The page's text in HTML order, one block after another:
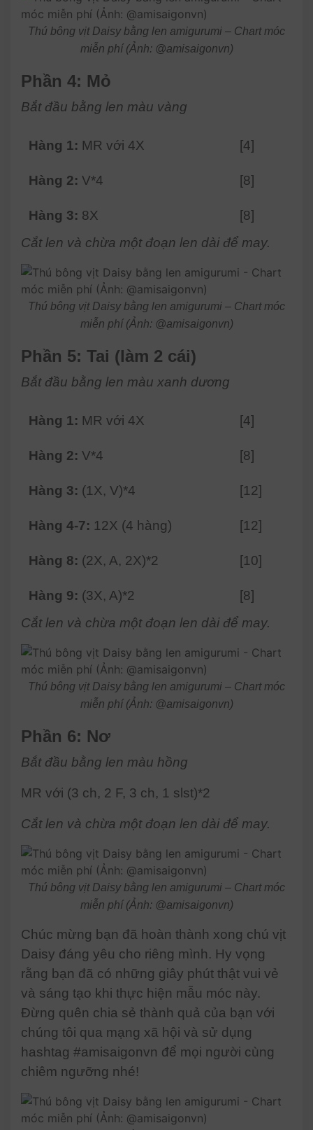
Thú bông vịt Daisy bằng len amigurumi – Chart móc
miễn phí (Ảnh: @amisaigonvn)
Phần 4: Mỏ
Bắt đầu bằng len màu vàng
Hàng 1: MR với 4X [4]
Hàng 2: V*4 [8]
Hàng 3: 8X
[8]
Cắt len và chừa một đoạn len dài để may.
Thú bông vịt Daisy bằng len amigurumi – Chart móc
miễn phí (Ảnh: @amisaigonvn)
Phần 5: Tai (làm 2 cái)
Bắt đầu bằng len màu xanh dương
Hàng 1: MR với 4X [4]
Hàng 2: V*4 [8]
Hàng 3: (1X, V)*4 [12]
Hàng 4-7: 12X (4 hàng) [12]
Hàng 8: (2X, A, 2X)*2 [10]
Hàng 9: (3X, A)*2
[8]
Cắt len và chừa một đoạn len dài để may.
Thú bông vịt Daisy bằng len amigurumi – Chart móc
miễn phí (Ảnh: @amisaigonvn)
Phần 6: Nơ
Bắt đầu bằng len màu hồng
MR với (3 ch, 2 F, 3 ch, 1 slst)*2
Cắt len và chừa một đoạn len dài để may.
Thú bông vịt Daisy bằng len amigurumi – Chart móc
miễn phí (Ảnh: @amisaigonvn)
Chúc mừng bạn đã hoàn thành xong chú vịt
Daisy đáng yêu cho riêng mình. Hy vọng
rằng bạn đã có những giây phút thật vui vẻ
và sáng tạo khi thực hiện mẫu móc này.
Đừng quên chia sẻ thành quả của bạn với
chúng tôi qua mạng xã hội và sử dụng
hashtag #amisaigonvn để mọi người cùng
chiêm ngưỡng nhé!